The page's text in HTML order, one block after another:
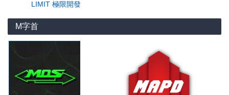
LIMIT 極限開發
M字首